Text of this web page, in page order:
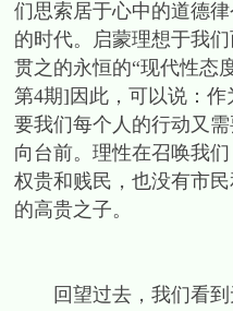
们思索居于心中的道德
的时代。启蒙理想于我
贯之的永恒的“现代性态
第4期]因此，可以说：
要我们每个人的行动又
向台前。理性在召唤我
权贵和贱民，也没有市
的高贵之子。
回望过去，我们看到